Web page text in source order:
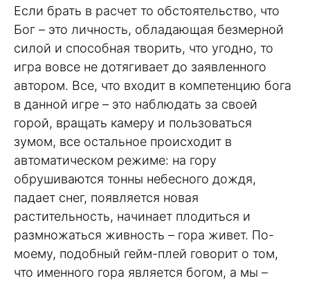
Если брать в расчет то обстоятельство, что
Бог – это личность, обладающая безмерной
силой и способная творить, что угодно, то
игра вовсе не дотягивает до заявленного
автором. Все, что входит в компетенцию бога
в данной игре – это наблюдать за своей
горой, вращать камеру и пользоваться
зумом, все остальное происходит в
автоматическом режиме: на гору
обрушиваются тонны небесного дождя,
падает снег, появляется новая
растительность, начинает плодиться и
размножаться живность – гора живет. По-
моему, подобный гейм-плей говорит о том,
что именного гора является богом, а мы –